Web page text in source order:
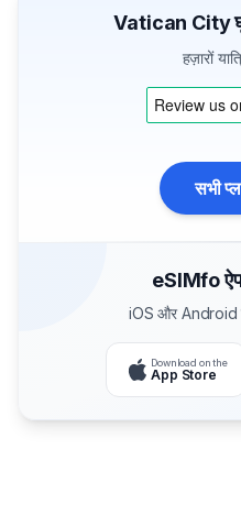
Vatican City
हज़ारों
सभी
eSIMfo
iOS और Android
Download on the
App Store